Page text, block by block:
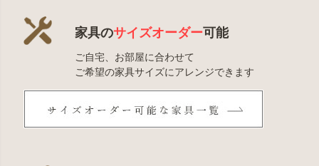
家具のサイズオーダー可能
ご自宅、お部屋に合わせて
ご希望の家具サイズにアレンジできます